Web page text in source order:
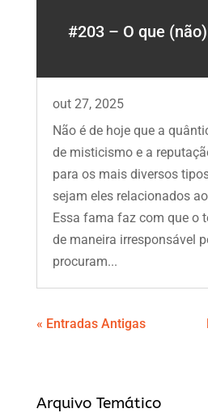
#203 – O que
out 27, 2025
Não é de hoje que a
de misticismo e a
para os mais diversos
sejam eles relacionados
Essa fama faz com que o
de maneira irresponsável
procuram...
« Entradas Antigas
Arquivo Temático